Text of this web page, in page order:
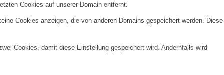
Cookies auf unserer Domain entfernt.
Cookies anzeigen, die von anderen Domains gespeichert werden. Diese
Cookies, damit diese Einstellung gespeichert wird. Andernfalls wird